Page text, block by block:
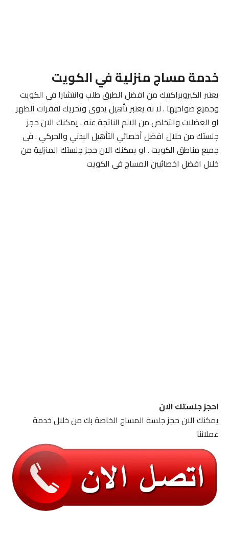
خدمة مساج منزلية في الكويت
يعتبر الكيروبراكتيك من افضل الطرق طلب وانتشارا فى الكويت
وجميع ضواحيها . لا نه يعتبر تأهيل يدوى وتحريك لفقرات الظهر
او العضلات والتخلص من الالم الناتجة عنه . يمكنك الان حجز
جلستك من خلال افضل أخصائي التأهيل البدني والحركي . فى
جميع مناطق الكويت . او يمكنك الان حجز جلستك المنزلية من
خلال افضل اخصائيين المساج فى الكويت
احجز جلستك الان
يمكنك الان حجز جلسة المساج الخاصة بك من خلال خدمة
عملائنا